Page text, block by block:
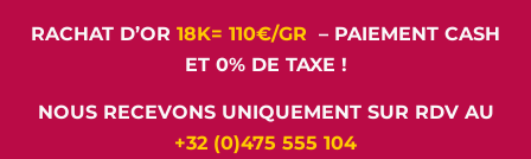
RACHAT D’OR 18K= 110€/GR – PAIEMENT CASH
ET 0% DE TAXE !
NOUS RECEVONS UNIQUEMENT SUR RDV AU
+32 (0)475 555 104